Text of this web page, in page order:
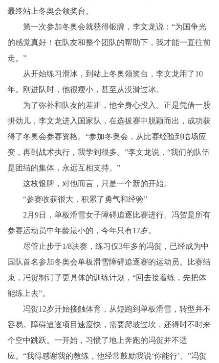
最终站上冬奥会领奖台。
第一次参加冬奥会就获得银牌，李文龙说：“为国争光
的感觉真好！在队友和整个团队的帮助下，我才能一直往前
走。”
从开始练习滑冰，到站上冬奥领奖台，李文龙用了10
年。刚进队时，他很瘦小，甚至从没滑过冰。
为了弥补和队友的差距，他全身心投入。正是凭借一股
拼劲儿，李文龙进入国家队，在选拔赛中脱颖而出，成功获
得了冬奥会参赛资格。“参加冬奥会，从比赛经验到临场应
变，再到战术执行，我学到很多。”李文龙说，“我们的队伍
是团结的集体，永远互相支持。”
这枚银牌，对他而言，只是一个新的开始。
“参赛收获很大，积累了勇气和经验”
2月9日，单板滑雪女子障碍追逐比赛进行。冯贺是所有
参赛运动员中年龄最小的，今年只有17岁。
尽管止步于1/8决赛，练习仅3年多的冯贺，已经成为中
国队首名参加冬奥会单板滑雪障碍追逐赛的运动员。比赛结
束，冯贺制订了更具体的训练计划，“回去接着练，先把体
能练上去”。
冯贺12岁开始接触体育，从短跑到单板滑雪，转型并不
容易。障碍追逐项目速度快，需要爬坡过坎，还得时不时来
个空中跳跃。一开始，习惯了地上奔跑的冯贺并不适
应。“我得感谢我的教练，他经常鼓励我说‘你能行’。”冯贺